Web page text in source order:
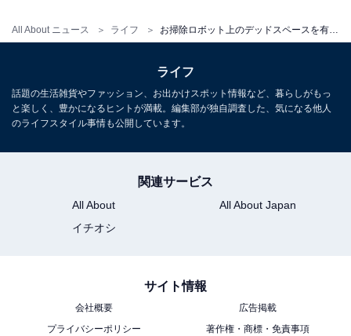
All About ニュース ライフ
ライフ
話題の生活雑貨やファッション、お出かけスポット情報など、暮らしがもっ
と楽しく、豊かになるヒントが満載。編集部が独自調査した、気になる他人
のライフスタイル事情も公開しています。
関連サービス
All About
All About Japan
イチオシ
サイト情報
会社概要
広告掲載
プライバシーポリシー
著作権・商標・免責事項